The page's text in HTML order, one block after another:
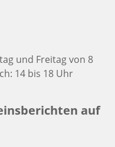
und Freitag von 8
14 bis 18 Uhr
auf